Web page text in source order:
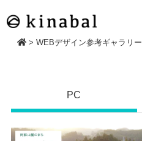
> WEBデザイン参考ギャラリー
PC